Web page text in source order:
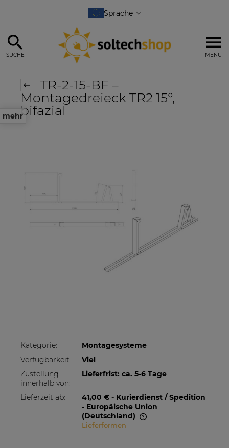
MENU
SUCHE
mehr
TR-2-15-BF –
Montagedreieck TR2 15°,
bifazial
Kategorie:
Montagesysteme
Verfügbarkeit:
Viel
Zustellung
innerhalb von:
Lieferfrist: ca. 5-6 Tage
Lieferzeit ab: 41,00 € - Kurierdienst / Spedition
- Europäische Union
(Deutschland)
Im Preis sind etwaige Zahlungskosten nicht
Lieferformen